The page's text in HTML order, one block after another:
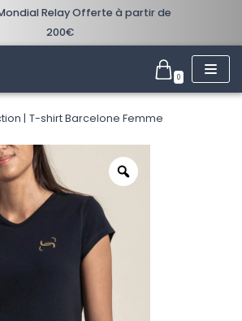
Relay Offerte à partir de
200€
0
T-shirt Barcelone Femme